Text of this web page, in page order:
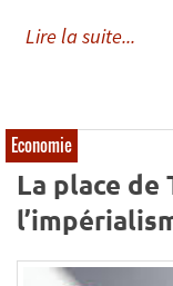
Lire la suite...
Economie
La place de